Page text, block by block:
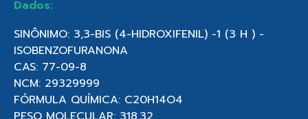
Dados:
SINÔNIMO: 3,3-BIS (4-HIDROXIFENIL) -1 (3 H ) -
ISOBENZOFURANONA
CAS: 77-09-8
NCM: 29329999
FÓRMULA QUÍMICA: C20H14O4